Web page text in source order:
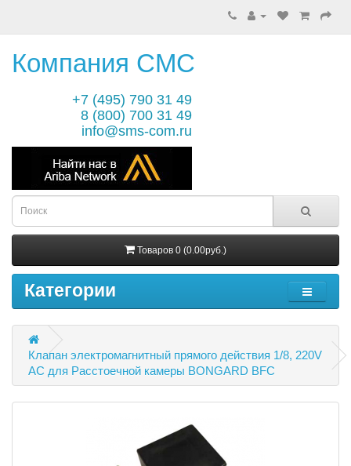
Компания СМС
+7 (495) 790 31 49
8 (800) 700 31 49
info@sms-com.ru
Товаров 0 (0.00руб.)
Категории
Клапан электромагнитный прямого действия 1/8, 220V
AC для Расстоечной камеры BONGARD BFC